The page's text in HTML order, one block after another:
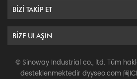
BIZI TAKIP ET
BIZE ULAŞIN
© Sinoway Industrial co., ltd. Tüm
desteklenmektedirdyyseo.com 闽